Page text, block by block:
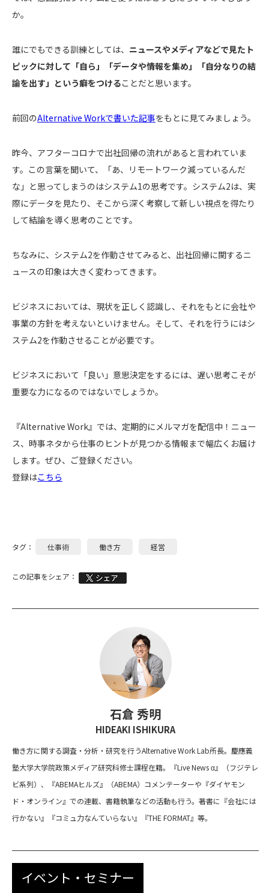
か。
誰にでもできる訓練としては、 ニュースやメディアなどで見たト
ピックに対して「自ら」「データや情報を集め」「自分なりの結
論を出す」という癖をつけることだと思います。
前回のAlternative Workで書いた記事をもとに見てみましょう。
昨今、アフターコロナで出社回帰の流れがあると言われていま
す。この言葉を聞いて、「あ、リモートワーク減っているんだ
な」と思ってしまうのはシステム1の思考です。システム2は、実
際にデータを見たり、そこから深く考察して新しい視点を得たり
して結論を導く思考のことです。
ちなみに、システム2を作動させてみると、出社回帰に関するニ
ュースの印象は大きく変わってきます。
ビジネスにおいては、現状を正しく認識し、それをもとに会社や
事業の方針を考えないといけません。そして、それを行うにはシ
ステム2を作動させることが必要です。
ビジネスにおいて「良い」意思決定をするには、遅い思考こそが
重要な力になるのではないでしょうか。
『Alternative Work』では、定期的にメルマガを配信中！ニュー
ス、時事ネタから仕事のヒントが見つかる情報まで幅広くお届け
します。ぜひ、ご登録ください。
登録はこちら
タグ： 仕事術 働き方 経営
この記事をシェア：
石倉 秀明
HIDEAKI ISHIKURA
働き方に関する調査・分析・研究を行うAlternative Work Lab所長。慶應義
塾大学大学院政策メディア研究科修士課程在籍。『Live News α』（フジテレ
ビ系列）、『ABEMAヒルズ』（ABEMA）コメンテーターや『ダイヤモン
ド・オンライン』での連載、書籍執筆などの活動も行う。著書に『会社には
行かない』『コミュ力なんていらない』『THE FORMAT』等。
イベント・セミナー